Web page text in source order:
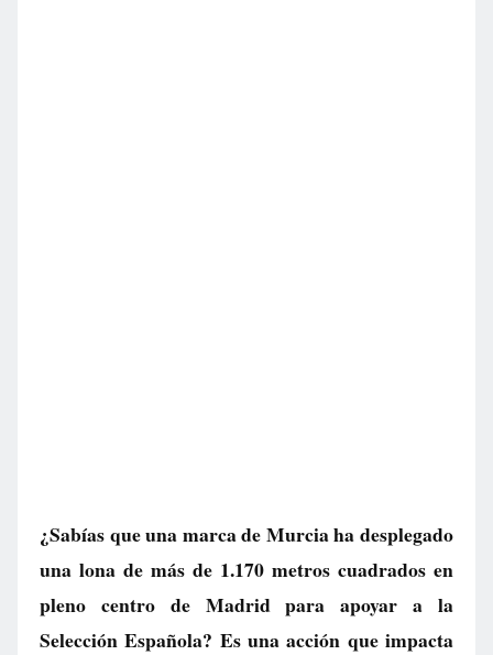
¿Sabías que una marca de Murcia ha desplegado
una lona de más de 1.170 metros cuadrados en
pleno centro de Madrid para apoyar a la
Selección Española? Es una acción que impacta